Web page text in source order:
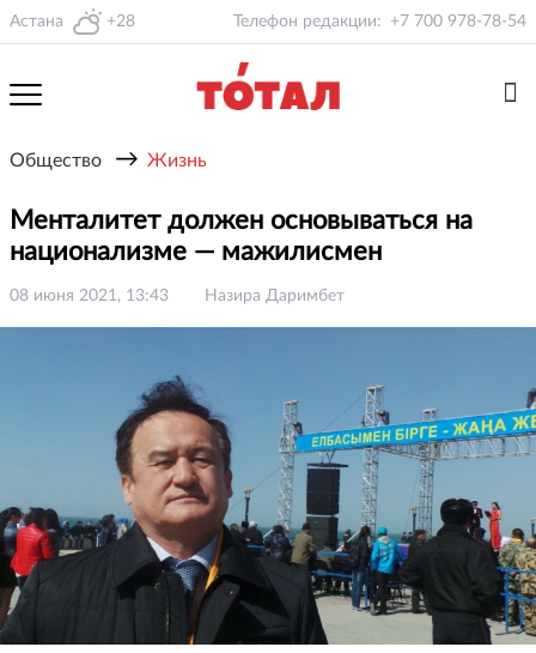
Астана +28 Телефон редакции: +7 700 978-78-54
Общество → Жизнь
Менталитет должен основываться на
национализме — мажилисмен
08 июня 2021, 13:43 Назира Даримбет